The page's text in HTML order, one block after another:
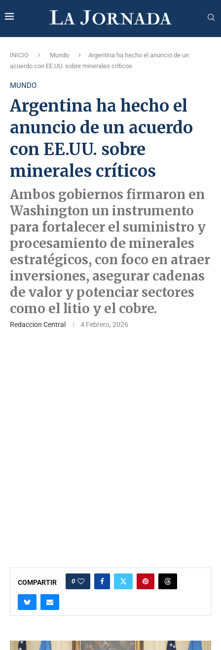
INICIO Mundo
Argentina ha hecho el anuncio de un
acuerdo con EE.UU. sobre minerales críticos
MUNDO
Argentina ha hecho el
anuncio de un acuerdo
con EE.UU. sobre
minerales críticos
Ambos gobiernos firmaron en
Washington un instrumento
para fortalecer el suministro y
procesamiento de minerales
estratégicos, con foco en atraer
inversiones, asegurar cadenas
de valor y potenciar sectores
como el litio y el cobre.
Redaccion Central 4 Febrero, 2026
COMPARTIR 0